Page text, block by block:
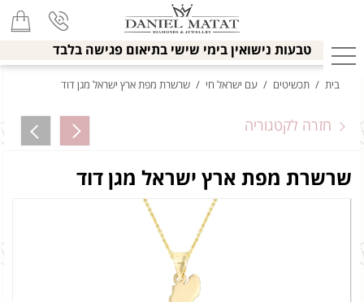
טבעות נישואין בימי שישי בתיאום פגישה בלבד
בית / תכשיטים / עם ישראל חי / שרשרת מפת ארץ ישראל מגן דוד
חזרה לקטגוריה
שרשרת מפת ארץ ישראל מגן דוד